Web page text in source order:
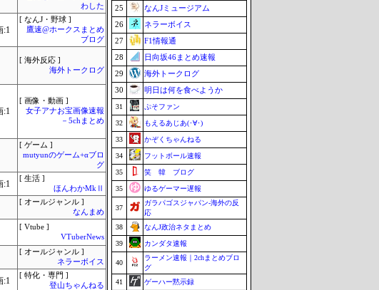
わした
:1
[ なんJ・野球 ]
鷹速@ホークスまとめ
ブログ
[ 海外反応 ]
海外トークログ
:1
[ 画像・動画 ]
女子アナお宝画像速報
－5chまとめ
[ ゲーム ]
mutyunのゲーム+αブロ
グ
:1
[ 生活 ]
ほんわかMkⅡ
[ オールジャンル ]
なんまめ
[ Vtube ]
VTuberNews
[ オールジャンル ]
ネラーボイス
:1
[ 特化・専門 ]
登山ちゃんねる
25
なんJミュージアム
26
ネラーボイス
27
F1情報通
28
日向坂46まとめ速報
29
海外トークログ
30
明日は何を食べようか
31 ぷそファン
32 もえるあじあ(･∀･)
33 かぞくちゃんねる
34 フットボール速報
35 笑 韓 ブログ
35 ゆるゲーマー遅報
37
ガラパゴスジャパン-海外の反
応
38
なんJ政治ネタまとめ
39 カンダタ速報
40
ラーメン速報｜2chまとめブロ
グ
41
ゲーハー黙示録